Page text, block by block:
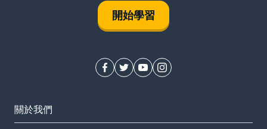
開始學習
關於我們